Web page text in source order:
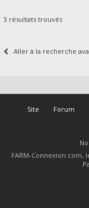
3 résultats trouvés
Aller à la recherche
Site Forum
FARM-